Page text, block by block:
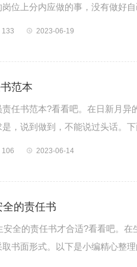
位上分内应做的事，没有做好
133  2023-06-19
范本
任书范本?看看吧。在日新月
，说到做到，不能说过头话。
106  2023-06-14
的责任书
安全的责任书才合适?看看吧。
书面形式。以下是小编精心整